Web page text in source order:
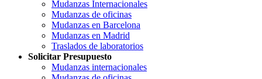
Mudanzas Internacionales
Mudanzas de oficinas
Mudanzas en Barcelona
Mudanzas en Madrid
Traslados de laboratorios
Solicitar Presupuesto
Mudanzas internacionales